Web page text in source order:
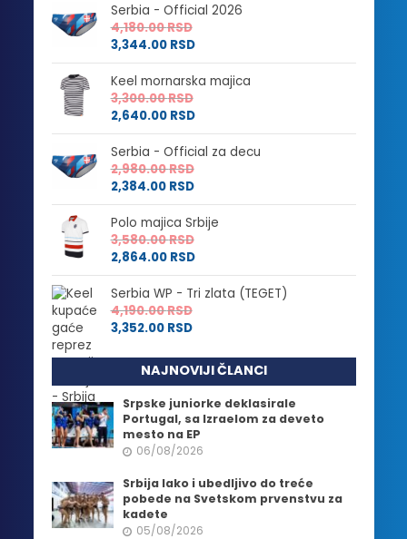
Serbia - Official 2026
4,180.00RSD
3,344.00 RSD
Keel mornarska majica
3,300.00RSD
2,640.00 RSD
Serbia - Official za decu
2,980.00RSD
2,384.00 RSD
Polo majica Srbije
3,580.00RSD
2,864.00 RSD
Serbia WP - Tri zlata (TEGET)
4,190.00RSD
3,352.00 RSD
NAJNOVIJI ČLANCI
Srpske juniorke deklasirale
Portugal, sa Izraelom za deveto
mesto na EP
06/08/2026
Srbija lako i ubedljivo do treće
pobede na Svetskom prvenstvu za
kadete
05/08/2026